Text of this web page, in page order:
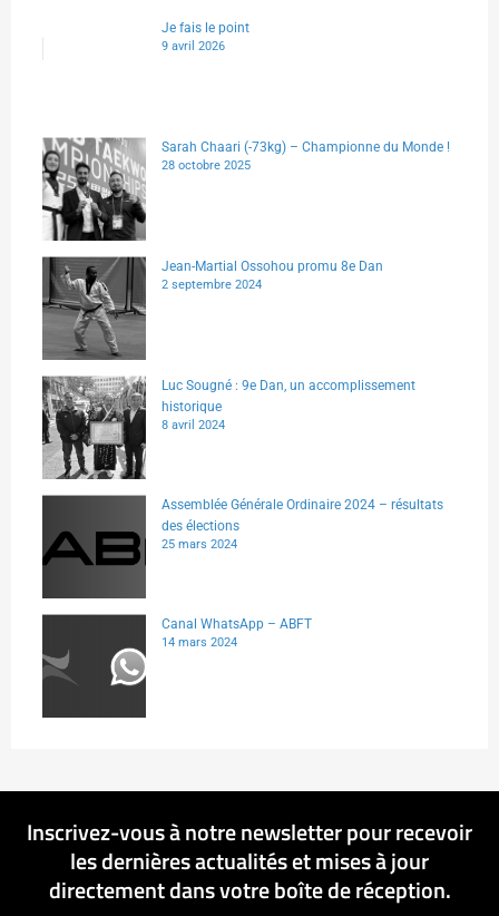
Je fais le point
9 avril 2026
Sarah Chaari (-73kg) – Championne du Monde !
28 octobre 2025
Jean-Martial Ossohou promu 8e Dan
2 septembre 2024
Luc Sougné : 9e Dan, un accomplissement
historique
8 avril 2024
Assemblée Générale Ordinaire 2024 – résultats
des élections
25 mars 2024
Canal WhatsApp – ABFT
14 mars 2024
Inscrivez-vous à notre newsletter pour recevoir
les dernières actualités et mises à jour
directement dans votre boîte de réception.